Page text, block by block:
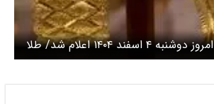
قیمت طلا ۲۴ عیار امروز دوشنبه ۴ اسفند ۱۴۰۴ اعلام شد/ طلا